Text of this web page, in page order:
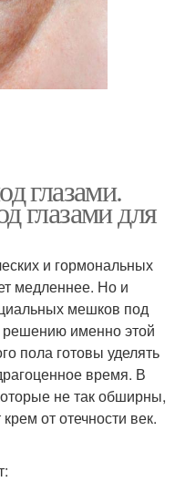
глазами.
глазами для
и гормональных
медленнее. Но и
мешков под
решению именно этой
пола готовы уделять
время. В
не так обширны,
от отечности век.